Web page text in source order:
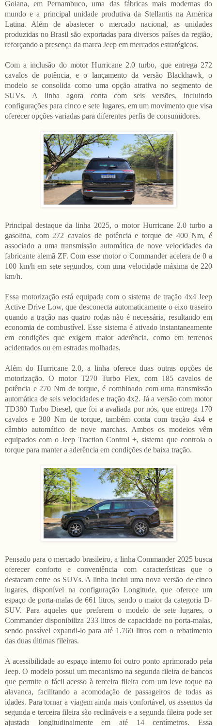
Goiana, em Pernambuco, uma das fábricas mais modernas do
mundo e a principal unidade produtiva da Stellantis na América
Latina. Além de abastecer o mercado nacional, as unidades
produzidas no Brasil são exportadas para diversos países da região,
reforçando a presença da marca Jeep em mercados estratégicos.
Com a inclusão do motor Hurricane 2.0 turbo, que entrega 272
cavalos de potência, e o lançamento da versão Blackhawk, o
modelo se consolida como uma opção atrativa no segmento de
SUVs. A linha agora conta com seis versões, incluindo
configurações para cinco e sete lugares, em um movimento que visa
oferecer opções variadas para diferentes perfis de consumidores.
Principal destaque da linha 2025, o motor Hurricane 2.0 turbo a
gasolina, com 272 cavalos de potência e torque de 400 Nm, é
associado a uma transmissão automática de nove velocidades da
fabricante alemã ZF. Com esse motor o Commander acelera de 0 a
100 km/h em sete segundos, com uma velocidade máxima de 220
km/h.
Essa motorização está equipada com o sistema de tração 4x4 Jeep
Active Drive Low, que desconecta automaticamente o eixo traseiro
quando a tração nas quatro rodas não é necessária, resultando em
economia de combustível. Esse sistema é ativado instantaneamente
em condições que exigem maior aderência, como em terrenos
acidentados ou em estradas molhadas.
Além do Hurricane 2.0, a linha oferece duas outras opções de
motorização. O motor T270 Turbo Flex, com 185 cavalos de
potência e 270 Nm de torque, é combinado com uma transmissão
automática de seis velocidades e tração 4x2. Já a versão com motor
TD380 Turbo Diesel, que foi a avaliada por nós, que entrega 170
cavalos e 380 Nm de torque, também conta com tração 4x4 e
câmbio automático de nove marchas. Ambos os modelos vêm
equipados com o Jeep Traction Control +, sistema que controla o
torque para manter a aderência em condições de baixa tração.
Pensado para o mercado brasileiro, a linha Commander 2025 busca
oferecer conforto e conveniência com características que o
destacam entre os SUVs. A linha inclui uma nova versão de cinco
lugares, disponível na configuração Longitude, que oferece um
espaço de porta-malas de 661 litros, sendo o maior da categoria D-
SUV. Para aqueles que preferem o modelo de sete lugares, o
Commander disponibiliza 233 litros de capacidade no porta-malas,
sendo possível expandi-lo para até 1.760 litros com o rebatimento
das duas últimas fileiras.
A acessibilidade ao espaço interno foi outro ponto aprimorado pela
Jeep. O modelo possui um mecanismo na segunda fileira de bancos
que permite o fácil acesso à terceira fileira com um leve toque na
alavanca, facilitando a acomodação de passageiros de todas as
idades. Para tornar a viagem ainda mais confortável, os assentos da
segunda e terceira fileira são reclináveis e a segunda fileira pode ser
ajustada longitudinalmente em até 14 centímetros. Essa